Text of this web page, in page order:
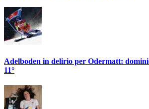
Adelboden in delirio per Odermatt:
11°